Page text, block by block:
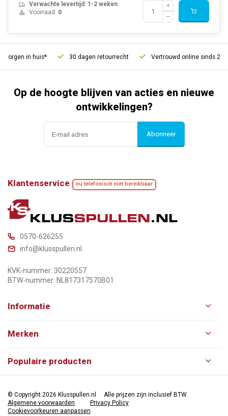
Verwachte levertijd: 1-2 weken
Voorraad: 0
in huis* 30 dagen retourrecht Vertrouwd online sinds 2006
Op de hoogte blijven van acties en nieuwe
ontwikkelingen?
Abonneer
Klantenservice nu telefonisch niet bereikbaar
0570-626255
info@klusspullen.nl
KVK-nummer: 30220557
BTW-nummer: NL817317570B01
Informatie
Merken
Populaire producten
© Copyright 2026 Klusspullen.nl
Alle prijzen zijn inclusief BTW.
Algemene voorwaarden
Privacy Policy
Cookievoorkeuren aanpassen